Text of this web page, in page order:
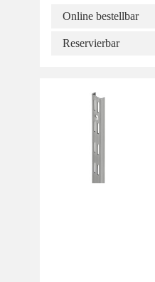
Online bestellbar
Reservierbar